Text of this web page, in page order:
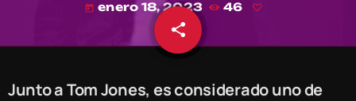
today enero 18, 2023 46
share
email
Junto a Tom Jones, es considerado uno de